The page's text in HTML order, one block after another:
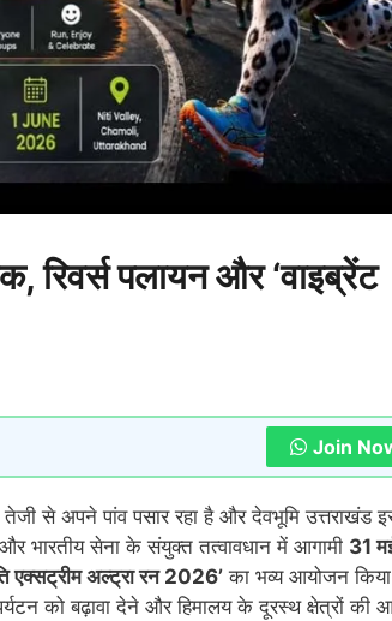
रिवर्स पलायन और ‘वाइब्रेंट
Join
से अपने पांव पसार रहा है और देवभूमि उत्तराखंड
भारतीय सेना के संयुक्त तत्वावधान में आगामी 31
एक्सट्रीम अल्ट्रा रन 2026’ का भव्य आयोजन
को बढ़ावा देने और हिमालय के दूरस्थ क्षेत्रों की